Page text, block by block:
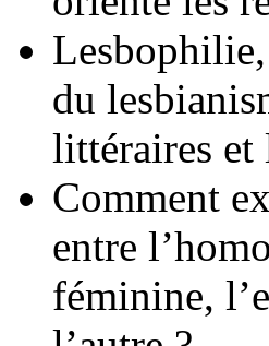
du
littéraires et
Comment
entre
féminine,